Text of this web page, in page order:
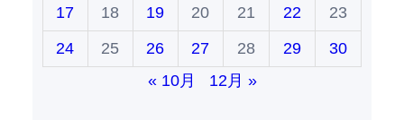
17
18 19 20 21 22
23
24
25 26 27 28 29
30
« 10月
12月 »